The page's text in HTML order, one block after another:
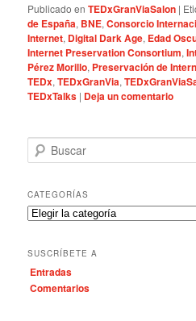
Publicado en TEDxGranViaSalon |
de España, BNE,Consorcio
Internet, Digital Dark Age, Edad
Internet Preservation Consortium,
Pérez Morillo, Preservación de
TEDx,TEDxGranVia,
TEDxTalks | Deja un comentario
u
c
a
r
CATEGORÍAS
C
e
g
o
SUSCRÍBETE A
Entradas
Comentarios